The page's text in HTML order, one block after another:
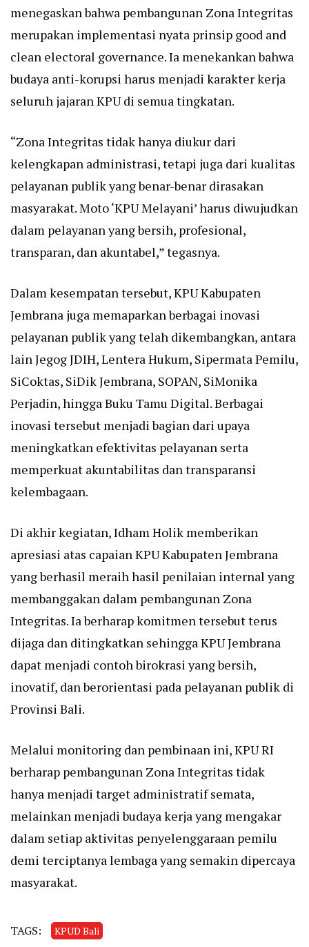
menegaskan bahwa pembangunan Zona Integritas
merupakan implementasi nyata prinsip good and
clean electoral governance. Ia menekankan bahwa
budaya anti-korupsi harus menjadi karakter kerja
seluruh jajaran KPU di semua tingkatan.
“Zona Integritas tidak hanya diukur dari
kelengkapan administrasi, tetapi juga dari kualitas
pelayanan publik yang benar-benar dirasakan
masyarakat. Moto ‘KPU Melayani’ harus diwujudkan
dalam pelayanan yang bersih, profesional,
transparan, dan akuntabel,” tegasnya.
Dalam kesempatan tersebut, KPU Kabupaten
Jembrana juga memaparkan berbagai inovasi
pelayanan publik yang telah dikembangkan, antara
lain Jegog JDIH, Lentera Hukum, Sipermata Pemilu,
SiCoktas, SiDik Jembrana, SOPAN, SiMonika
Perjadin, hingga Buku Tamu Digital. Berbagai
inovasi tersebut menjadi bagian dari upaya
meningkatkan efektivitas pelayanan serta
memperkuat akuntabilitas dan transparansi
kelembagaan.
Di akhir kegiatan, Idham Holik memberikan
apresiasi atas capaian KPU Kabupaten Jembrana
yang berhasil meraih hasil penilaian internal yang
membanggakan dalam pembangunan Zona
Integritas. Ia berharap komitmen tersebut terus
dijaga dan ditingkatkan sehingga KPU Jembrana
dapat menjadi contoh birokrasi yang bersih,
inovatif, dan berorientasi pada pelayanan publik di
Provinsi Bali.
Melalui monitoring dan pembinaan ini, KPU RI
berharap pembangunan Zona Integritas tidak
hanya menjadi target administratif semata,
melainkan menjadi budaya kerja yang mengakar
dalam setiap aktivitas penyelenggaraan pemilu
demi terciptanya lembaga yang semakin dipercaya
masyarakat.
TAGS: KPUD Bali